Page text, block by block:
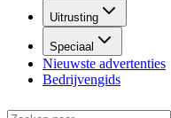
Uitrusting
Speciaal
Nieuwste advertenties
Bedrijvengids